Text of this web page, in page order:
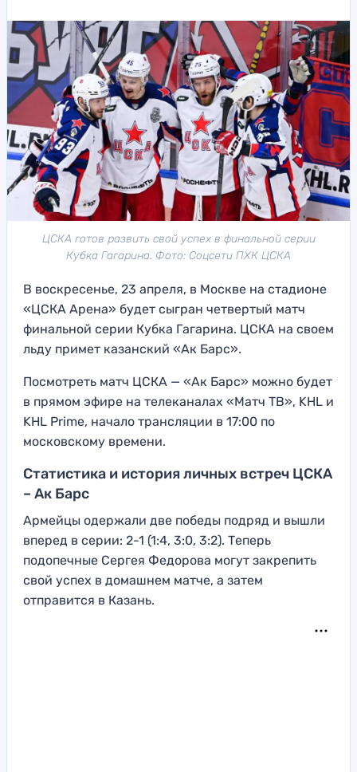
ЦСКА готов развить свой успех в финальной серии
Кубка Гагарина. Фото: Соцсети ПХК ЦСКА
В воскресенье, 23 апреля, в Москве на стадионе
«ЦСКА Арена» будет сыгран четвертый матч
финальной серии Кубка Гагарина. ЦСКА на своем
льду примет казанский «Ак Барс».
Посмотреть матч ЦСКА — «Ак Барс» можно будет
в прямом эфире на телеканалах «Матч ТВ», KHL и
KHL Prime, начало трансляции в 17:00 по
московскому времени.
Статистика и история личных встреч ЦСКА
– Ак Барс
Армейцы одержали две победы подряд и вышли
вперед в серии: 2-1 (1:4, 3:0, 3:2). Теперь
подопечные Сергея Федорова могут закрепить
свой успех в домашнем матче, а затем
отправится в Казань.